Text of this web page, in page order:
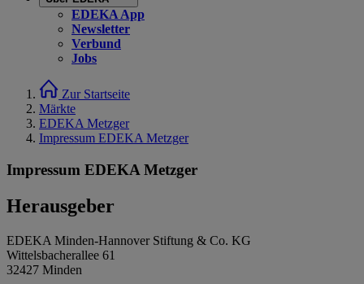
EDEKA App
Newsletter
Verbund
Jobs
Zur Startseite
Märkte
EDEKA Metzger
Impressum EDEKA Metzger
Impressum EDEKA Metzger
Herausgeber
EDEKA Minden-Hannover Stiftung & Co. KG
Wittelsbacherallee 61
32427 Minden